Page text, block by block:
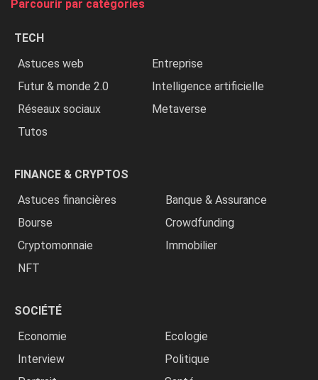
Parcourir par catégories
TECH
Astuces web
Entreprise
Futur & monde 2.0
Intelligence artificielle
Réseaux sociaux
Metaverse
Tutos
FINANCE & CRYPTOS
Astuces financières
Banque & Assurance
Bourse
Crowdfunding
Cryptomonnaie
Immobilier
NFT
SOCIÉTÉ
Economie
Ecologie
Interview
Politique